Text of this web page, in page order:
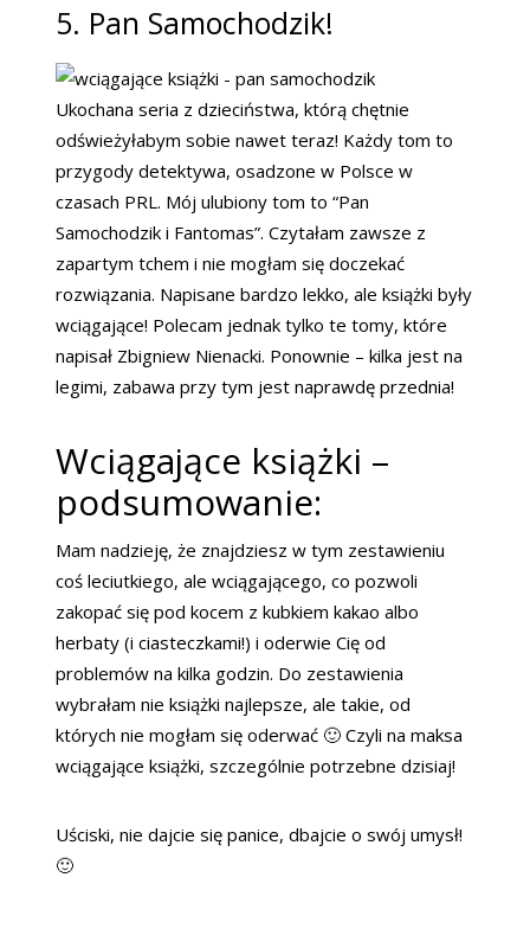
5. Pan Samochodzik!
Ukochana seria z dzieciństwa, którą chętnie
odświeżyłabym sobie nawet teraz! Każdy tom to
przygody detektywa, osadzone w Polsce w
czasach PRL. Mój ulubiony tom to “Pan
Samochodzik i Fantomas”. Czytałam zawsze z
zapartym tchem i nie mogłam się doczekać
rozwiązania. Napisane bardzo lekko, ale książki były
wciągające! Polecam jednak tylko te tomy, które
napisał Zbigniew Nienacki. Ponownie – kilka jest na
legimi, zabawa przy tym jest naprawdę przednia!
Wciągające książki –
podsumowanie:
Mam nadzieję, że znajdziesz w tym zestawieniu
coś leciutkiego, ale wciągającego, co pozwoli
zakopać się pod kocem z kubkiem kakao albo
herbaty (i ciasteczkami!) i oderwie Cię od
problemów na kilka godzin. Do zestawienia
wybrałam nie książki najlepsze, ale takie, od
których nie mogłam się oderwać 🙂 Czyli na maksa
wciągające książki, szczególnie potrzebne dzisiaj!
Uściski, nie dajcie się panice, dbajcie o swój umysł!
🙂